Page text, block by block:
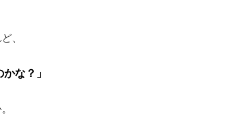
、
な？」